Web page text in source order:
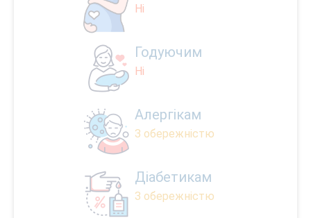
Ні
Годуючим
Ні
Алергікам
З обережністю
Діабетикам
З обережністю